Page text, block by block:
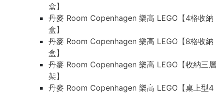
盒】
丹麥 Room Copenhagen 樂高 LEGO【4格收納
盒】
丹麥 Room Copenhagen 樂高 LEGO【8格收納
盒】
丹麥 Room Copenhagen 樂高 LEGO【收納三層
架】
丹麥 Room Copenhagen 樂高 LEGO【桌上型4